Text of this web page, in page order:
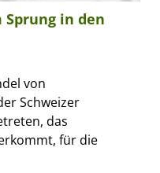
Sprung in den
von
Schweizer
das
für die